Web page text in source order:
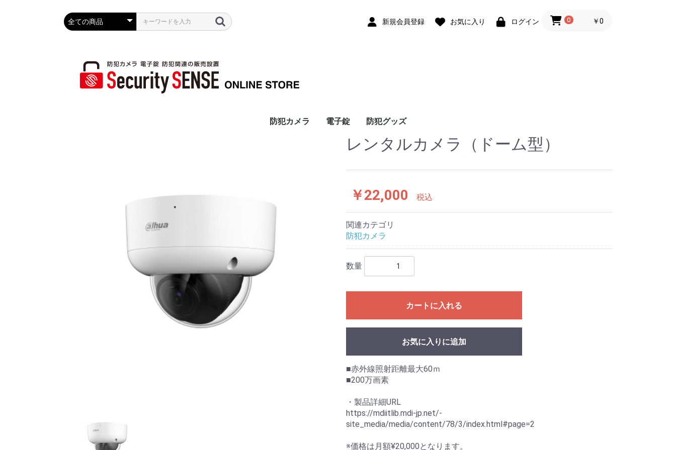
新規会員登録 お気に入り ログイン 0 ￥0
防犯カメラ 電子錠 防犯グッズ
レンタルカメラ（ドーム型）
￥22,000 税込
関連カテゴリ
防犯カメラ
数量
カートに入れる
お気に入りに追加
■赤外線照射距離最大60ｍ
■200万画素
・製品詳細URL
https://mdiitlib.mdi-jp.net/-
site_media/media/content/78/3/index.html#page=2
※価格は月額¥20,000となります。